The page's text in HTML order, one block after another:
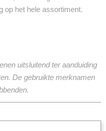
op het hele assortiment.
uitsluitend ter aanduiding
De gebruikte merknamen